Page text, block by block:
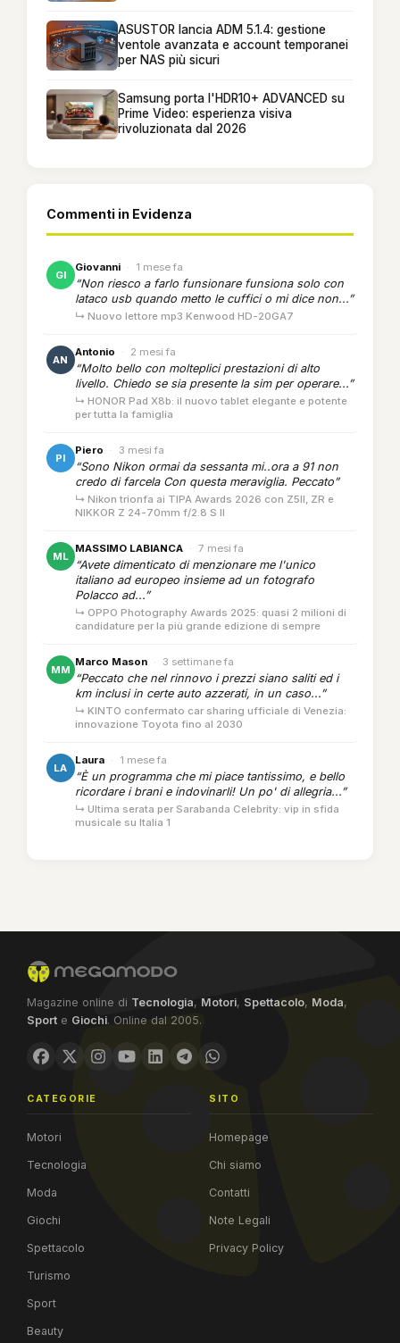
ASUSTOR lancia ADM 5.1.4: gestione
ventole avanzata e account temporanei
per NAS più sicuri
Samsung porta l'HDR10+ ADVANCED su
Prime Video: esperienza visiva
rivoluzionata dal 2026
Commenti in Evidenza
GI
Giovanni · 1 mese fa
“Non riesco a farlo funsionare funsiona solo con
lataco usb quando metto le cuffici o mi dice non...”
↳ Nuovo lettore mp3 Kenwood HD-20GA7
AN
Antonio · 2 mesi fa
“Molto bello con molteplici prestazioni di alto
livello. Chiedo se sia presente la sim per operare...”
↳ HONOR Pad X8b: il nuovo tablet elegante e potente
per tutta la famiglia
PI
Piero · 3 mesi fa
“Sono Nikon ormai da sessanta mi..ora a 91 non
credo di farcela Con questa meraviglia. Peccato”
↳ Nikon trionfa ai TIPA Awards 2026 con Z5II, ZR e
NIKKOR Z 24-70mm f/2.8 S II
ML
MASSIMO LABIANCA · 7 mesi fa
“Avete dimenticato di menzionare me l'unico
italiano ad europeo insieme ad un fotografo
Polacco ad...”
↳ OPPO Photography Awards 2025: quasi 2 milioni di
candidature per la più grande edizione di sempre
MM
Marco Mason · 3 settimane fa
“Peccato che nel rinnovo i prezzi siano saliti ed i
km inclusi in certe auto azzerati, in un caso...”
↳ KINTO confermato car sharing ufficiale di Venezia:
innovazione Toyota fino al 2030
LA
Laura · 1 mese fa
“È un programma che mi piace tantissimo, e bello
ricordare i brani e indovinarli! Un po' di allegria...”
↳ Ultima serata per Sarabanda Celebrity: vip in sfida
musicale su Italia 1
Magazine online di Tecnologia, Motori, Spettacolo, Moda,
Sport e Giochi. Online dal 2005.
CATEGORIE
Motori
Tecnologia
Moda
Giochi
Spettacolo
Turismo
Sport
Beauty
SITO
Homepage
Chi siamo
Contatti
Note Legali
Privacy Policy